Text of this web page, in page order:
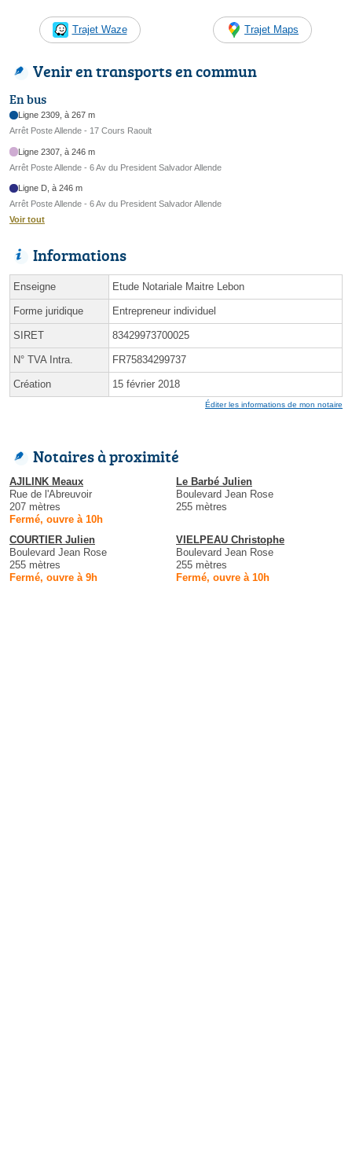
Trajet Waze Trajet Maps
Venir en transports en commun
En bus
Ligne 2309, à 267 m
Arrêt Poste Allende - 17 Cours Raoult
Ligne 2307, à 246 m
Arrêt Poste Allende - 6 Av du President Salvador Allende
Ligne D, à 246 m
Arrêt Poste Allende - 6 Av du President Salvador Allende
Voir tout
Informations
Enseigne Etude Notariale Maitre Lebon
Forme juridique Entrepreneur individuel
SIRET 83429973700025
N° TVA Intra. FR75834299737
Création 15 février 2018
Éditer les informations de mon notaire
Notaires à proximité
AJILINK Meaux
Rue de l'Abreuvoir
207 mètres
Fermé, ouvre à 10h
Le Barbé Julien
Boulevard Jean Rose
255 mètres
COURTIER Julien
Boulevard Jean Rose
255 mètres
Fermé, ouvre à 9h
VIELPEAU Christophe
Boulevard Jean Rose
255 mètres
Fermé, ouvre à 10h